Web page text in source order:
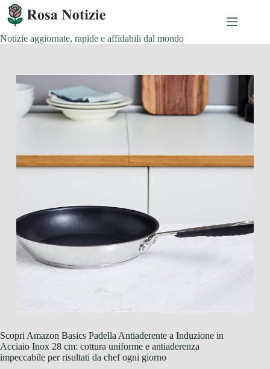
Salta
contenuto
Notizie aggiornate, rapide e affidabili dal mondo
Scopri Amazon Basics Padella Antiaderente a Induzione in
Acciaio Inox 28 cm: cottura uniforme e antiaderenza
impeccabile per risultati da chef ogni giorno